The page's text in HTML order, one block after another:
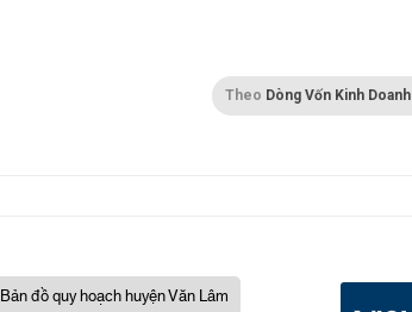
Theo Dòng Vốn Kinh Doanh
Bản đồ quy hoạch huyện Văn Lâm